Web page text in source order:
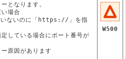
となります。
い場合
いないのに「https://」を指
定している場合にポート番号が
原因があります
W500